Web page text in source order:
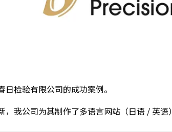
检验有限公司的成功案例。
，我公司为其制作了多语言网站（日语 / 英语